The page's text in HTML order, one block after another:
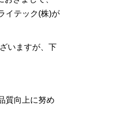
イテック(株)が
いますが、下
質向上に努め